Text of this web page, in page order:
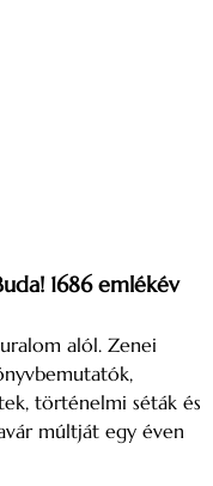
1686 emlékév
alól. Zenei
történelmi séták és
múltját egy éven